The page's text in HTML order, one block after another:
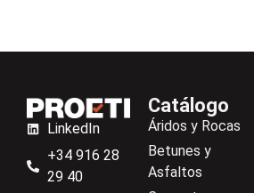
LinkedIn
+34 916 28
29 40
Catálogo
Áridos y Rocas
Betunes y
Asfaltos